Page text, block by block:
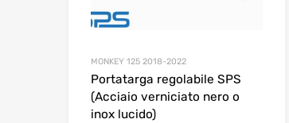
MONKEY 125 2018-2022
Portatarga regolabile SPS
(Acciaio verniciato nero o
inox lucido)